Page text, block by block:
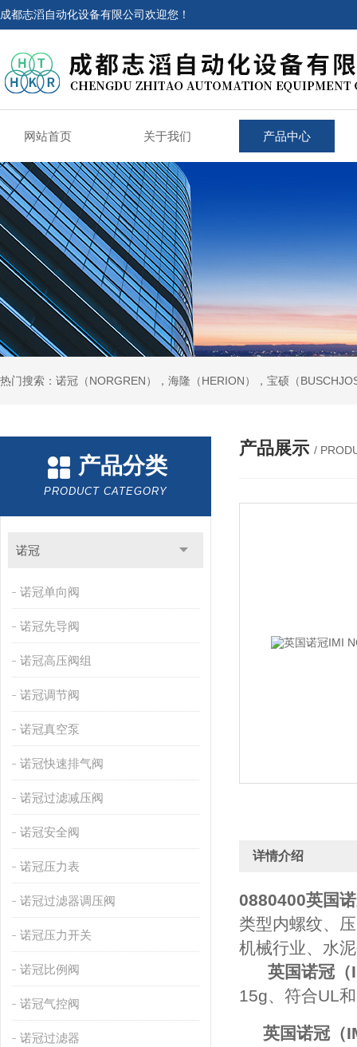
成都志滔自动化设备有限公司欢迎您！
网站首页 关于我们 产品中心
热门搜索：诺冠（NORGREN），海隆（HERION），宝硕（
产品分类
PRODUCT CATEGORY
诺冠
诺冠单向阀
诺冠先导阀
诺冠高压阀组
诺冠调节阀
诺冠真空泵
诺冠快速排气阀
诺冠过滤减压阀
诺冠安全阀
诺冠压力表
诺冠过滤器调压阀
诺冠压力开关
诺冠比例阀
诺冠气控阀
诺冠过滤器
产品展示 /
详情介绍
0880400英国
类型内螺纹、
机械行业、水
英国诺冠（
15g、符合UL
英国诺冠（